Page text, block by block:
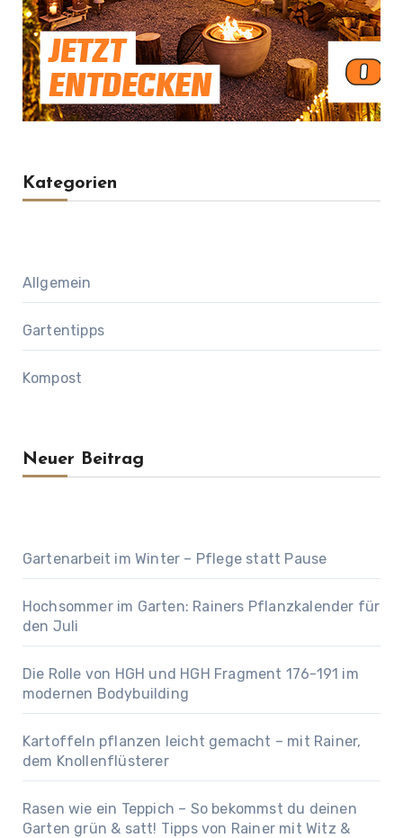
Kategorien
Allgemein
Gartentipps
Kompost
Neuer Beitrag
Gartenarbeit im Winter – Pflege statt Pause
Hochsommer im Garten: Rainers Pflanzkalender für
den Juli
Die Rolle von HGH und HGH Fragment 176-191 im
modernen Bodybuilding
Kartoffeln pflanzen leicht gemacht – mit Rainer,
dem Knollenflüsterer
Rasen wie ein Teppich – So bekommst du deinen
Garten grün & satt! Tipps von Rainer mit Witz &